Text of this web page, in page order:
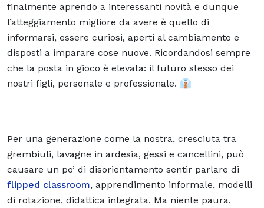
finalmente aprendo a interessanti novità e dunque
l’atteggiamento migliore da avere è quello di
informarsi, essere curiosi, aperti al cambiamento e
disposti a imparare cose nuove. Ricordandosi sempre
che la posta in gioco è elevata: il futuro stesso dei
nostri figli, personale e professionale. 👔
Per una generazione come la nostra, cresciuta tra
grembiuli, lavagne in ardesia, gessi e cancellini, può
causare un po’ di disorientamento sentir parlare di
flipped classroom, apprendimento informale, modelli
di rotazione, didattica integrata. Ma niente paura,